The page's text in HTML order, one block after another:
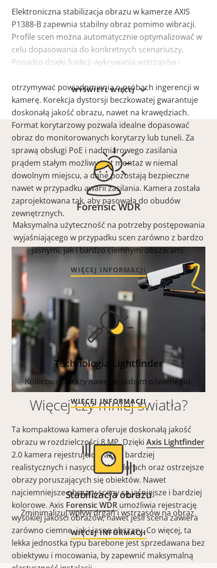
WYŚWIETL WIĘCEJ
Elektroniczna stabilizacja obrazu w kamerze AXIS
P1388-B zapewnia stabilny obraz pomimo wibracji.
Profile scen można automatycznie optymalizować w
celu dopasowania do konkretnych scenariuszy.
Ponadto dzięki funkcji wykrywania wstrząsów i
otrzymywać powiadomienia o próbach ingerencji w
kamerę. Korekcja dystorsji beczkowatej gwarantuje
doskonałą jakość obrazu, nawet na krawędziach.
Format korytarzowy pozwala idealne dopasować
obraz do monitorowanych korytarzy lub tuneli. Za
sprawą obsługi PoE i nadmiarowego zasilania
prądem stałym możliwy jest montaż w niemal
dowolnym miejscu, a dane pozostają bezpieczne
nawet w przypadku awarii zasilania. Kamera została
zaprojektowana tak, aby pasowała do obudów
zewnętrznych.
Więcej czy mniej światła?
Ta kompaktowa kamera oferuje doskonałą jakość
obrazu w rozdzielczości 8 MP. Dzięki Axis Lightfinder
2.0 kamera rejestruje obrazy o bardziej
realistycznych i nasyconych kolorach oraz ostrzejsze
obrazy poruszających się obiektów. Nawet
najciemniejsze obszary sceny są jaśniejsze i bardziej
kolorowe. Axis Forensic WDR umożliwia rejestrację
wysokiej jakości obrazów, nawet jeśli scena zawiera
zarówno ciemne, jak i jasne obszary. Co więcej, ta
lekka jednostka typu barebone jest sprzedawana bez
obiektywu i mocowania, by zapewnić maksymalną
Forensic WDR
Maksymalna użyteczność na potrzeby postępowania
wyjaśniającego w przypadku scen zarówno z bardzo
jasnymi, jak i bardzo ciemnymi obszarami.
WIĘCEJ INFORMACJI
Technologia Lightfinder
Kolorowe obrazy nawet w słabym oświetleniu.
WIĘCEJ INFORMACJI
Stabilizacja obrazu
Zminimalizuj wpływ drgań i wstrząsów na obraz.
WIĘCEJ INFORMACJI